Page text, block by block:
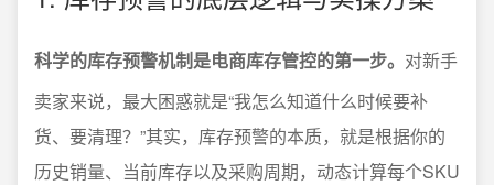
科学的库存预警机制是电商库存管控的第一步。 对新手
卖家来说，最大困惑就是“我怎么知道什么时候要补
货、要清理？”其实，库存预警的本质，就是根据你的
历史销量、当前库存以及采购周期，动态计算每个SKU